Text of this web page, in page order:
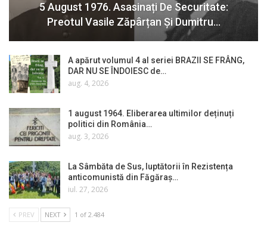
5 August 1976. Asasinați De Securitate:
Preotul Vasile Zăpârțan Și Dumitru…
A apărut volumul 4 al seriei BRAZII SE FRÂNG,
DAR NU SE ÎNDOIESC de…
aug. 4, 2026
1 august 1964. Eliberarea ultimilor deținuți
politici din România…
aug. 3, 2026
La Sâmbăta de Sus, luptătorii în Rezistența
anticomunistă din Făgăraș…
iul. 27, 2026
PREV NEXT 1 of 2.484